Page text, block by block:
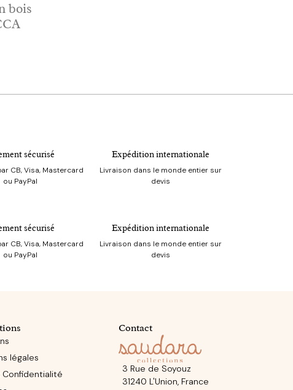
bois
sécurisé
CB, Visa, Mastercard
ou PayPal
Expédition internationale
Livraison dans le monde entier sur
devis
sécurisé
CB, Visa, Mastercard
ou PayPal
Expédition internationale
Livraison dans le monde entier sur
devis
légales
Confidentialité
Contact
3 Rue de Soyouz
31240 L'Union, France